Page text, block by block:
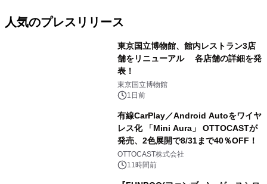
人気のプレスリリース
東京国立博物館、館内レストラン3店
舗をリニューアル 各店舗の詳細を発
表！
東京国立博物館
1日前
有線CarPlay／Android Autoをワイヤ
レス化 「Mini Aura」 OTTOCASTが
発売、2色展開で8/31まで40％OFF！
OTTOCAST株式会社
11時間前